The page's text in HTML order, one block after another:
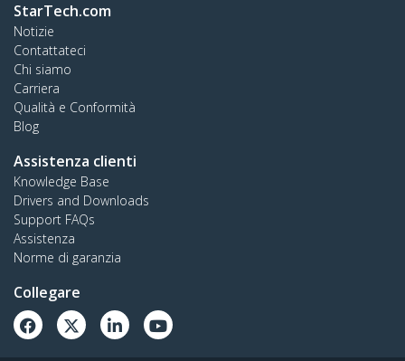
StarTech.com
Notizie
Contattateci
Chi siamo
Carriera
Qualità e Conformità
Blog
Assistenza clienti
Knowledge Base
Drivers and Downloads
Support FAQs
Assistenza
Norme di garanzia
Collegare